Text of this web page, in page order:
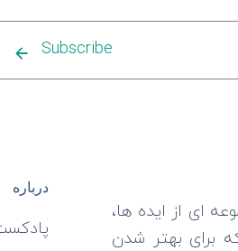
Subscribe
ای از ایده ها،
برای بهتر شدن
درباره